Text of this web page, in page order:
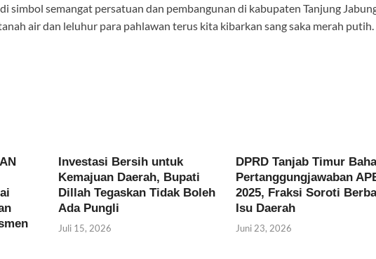
simbol semangat persatuan dan pembangunan di kabupaten Tanjung
air dan leluhur para pahlawan terus kita kibarkan sang saka merah putih.
Investasi Bersih untuk
Kemajuan Daerah, Bupati
Dillah Tegaskan Tidak Boleh
Ada Pungli
Juli 15, 2026
DPRD Tanjab Timur
Pertanggungjawaban
2025, Fraksi Soroti
Isu Daerah
Juni 23, 2026